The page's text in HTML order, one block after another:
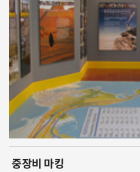
중장비 마킹